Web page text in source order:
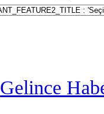
Gelince